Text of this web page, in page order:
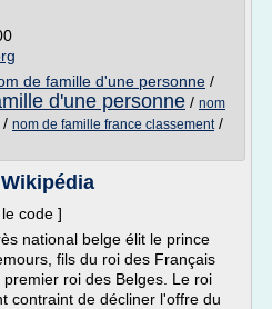
de famille d'une personne /
d'une personne / nom
/ nom de famille france classement/
code ]
national belge élit le prince
fils du roi des Français
roi des Belges. Le roi
contraint de décliner l'offre du